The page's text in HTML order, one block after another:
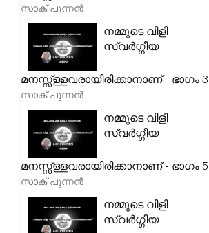
സാക് പുന്നൻ
നമ്മുടെ വിളി
സ്വർഗ്ഗീയ
മനസ്സ്ള്ളവരായിരിക്കാനാണ് - ഭാഗം 3
സാക് പുന്നൻ
നമ്മുടെ വിളി
സ്വർഗ്ഗീയ
മനസ്സ്ള്ളവരായിരിക്കാനാണ് - ഭാഗം 5
സാക് പുന്നൻ
നമ്മുടെ വിളി
സ്വർഗ്ഗീയ